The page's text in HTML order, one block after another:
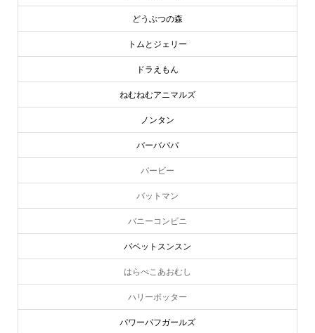
どうぶつの森
トムとジェリー
ドラえもん
ねむねむアニマルズ
ノンタン
バーバパパ
バービー
バットマン
バニーコンビニ
パペットスンスン
はらぺこあおむし
ハリーポッター
パワーパフガールズ